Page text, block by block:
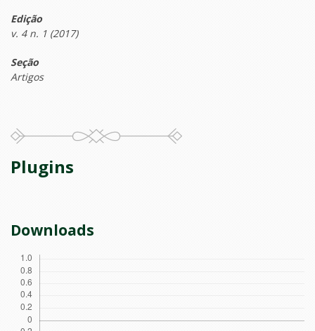
Edição
v. 4 n. 1 (2017)
Seção
Artigos
Plugins
Downloads